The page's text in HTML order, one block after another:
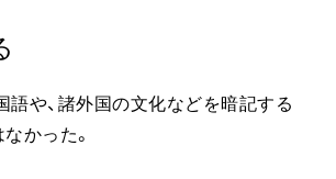
や、諸外国の文化などを暗記する
かった。